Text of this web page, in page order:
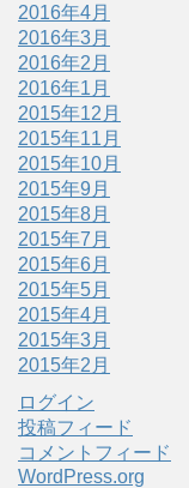
2016年4月
2016年3月
2016年2月
2016年1月
2015年12月
2015年11月
2015年10月
2015年9月
2015年8月
2015年7月
2015年6月
2015年5月
2015年4月
2015年3月
2015年2月
ログイン
投稿フィード
コメントフィード
WordPress.org